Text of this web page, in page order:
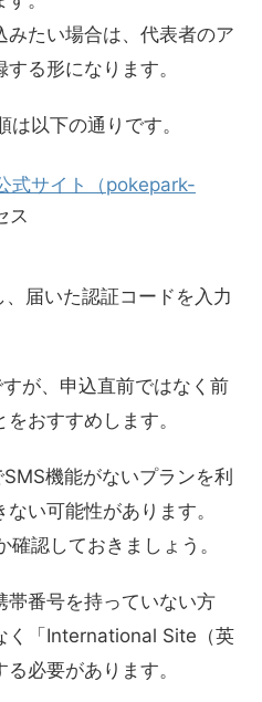
たい場合は、代表者のア
る形になります。
以下の通りです。
式サイト（pokepark-
ス
届いた認証コードを入力
が、申込直前ではなく前
おすすめします。
機能がないプランを利
い可能性があります。
認しておきましょう。
帯番号を持っていない方
く「International Site（英
必要があります。